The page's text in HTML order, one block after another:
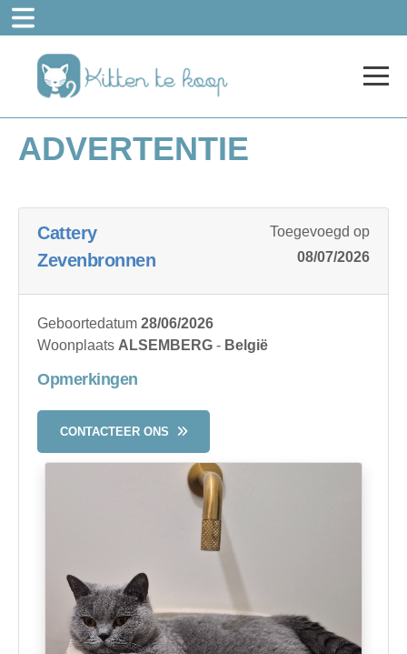
ADVERTENTIE
Cattery
Zevenbronnen
Toegevoegd op
08/07/2026
Geboortedatum 28/06/2026
Woonplaats ALSEMBERG - België
Opmerkingen
CONTACTEER ONS